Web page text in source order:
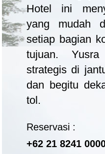
Hotel ini
yang mudah
setiap bagian
tujuan.
strategis di
dan begitu
tol.
Reservasi :
+62 21 8241